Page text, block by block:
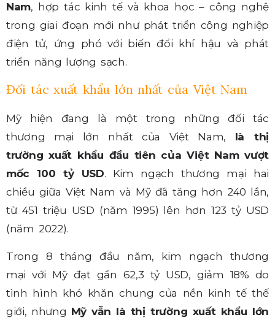
Nam, hợp tác kinh tế và khoa học – công nghệ
trong giai đoạn mới như phát triển công nghiệp
điện tử, ứng phó với biến đổi khí hậu và phát
triển năng lượng sạch.
Đối tác xuất khẩu lớn nhất của Việt Nam
Mỹ hiện đang là một trong những đối tác
thương mại lớn nhất của Việt Nam, là thị
trường xuất khẩu đầu tiên của Việt Nam vượt
mốc 100 tỷ USD. Kim ngạch thương mại hai
chiều giữa Việt Nam và Mỹ đã tăng hơn 240 lần,
từ 451 triệu USD (năm 1995) lên hơn 123 tỷ USD
(năm 2022).
Trong 8 tháng đầu năm, kim ngạch thương
mại với Mỹ đạt gần 62,3 tỷ USD, giảm 18% do
tình hình khó khăn chung của nền kinh tế thế
giới, nhưng Mỹ vẫn là thị trường xuất khẩu lớn